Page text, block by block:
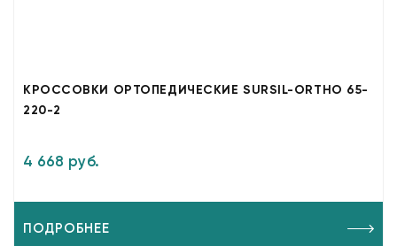
КРОССОВКИ ОРТОПЕДИЧЕСКИЕ SURSIL-ORTHO 65-
220-2
4 668 руб.
ПОДРОБНЕЕ